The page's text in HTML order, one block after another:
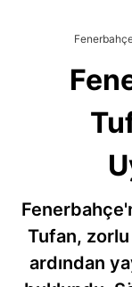
Tufan, zorlu
ardından